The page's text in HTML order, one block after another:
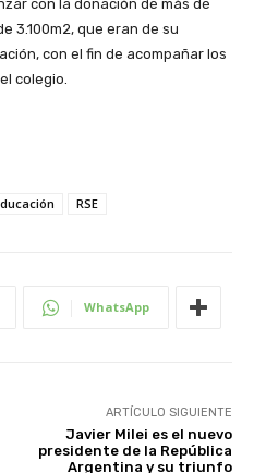
con la donación de más de
3.100m2, que eran de su
con el fin de acompañar los
colegio.
RSE
WhatsApp
ARTÍCULO SIGUIENTE
Javier Milei es el nuevo
presidente de la República
Argentina y su triunfo